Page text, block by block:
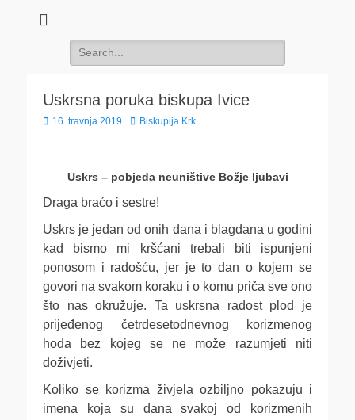
Search
for:
Uskrsna poruka biskupa Ivice
Posted
16. travnja 2019 Author
Biskupija Krk
Uskrs – pobjeda neuništive Božje ljubavi
Draga braćo i sestre!
Uskrs je jedan od onih dana i blagdana u godini
kad bismo mi kršćani trebali biti ispunjeni
ponosom i radošću, jer je to dan o kojem se
govori na svakom koraku i o komu priča sve ono
što nas okružuje. Ta uskrsna radost plod je
prijeđenog četrdesetodnevnog korizmenog
hoda bez kojeg se ne može razumjeti niti
doživjeti.
Koliko se korizma živjela ozbiljno pokazuju i
imena koja su dana svakoj od korizmenih